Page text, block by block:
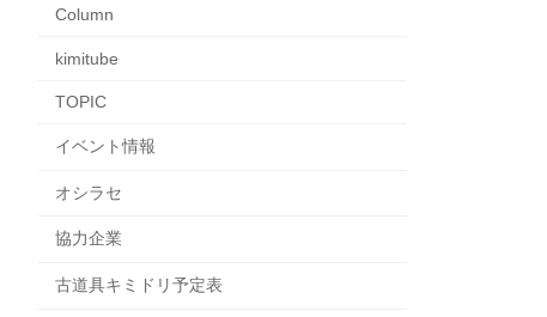
Column
kimitube
TOPIC
イベント情報
オシラセ
協力企業
古道具キミドリ予定表